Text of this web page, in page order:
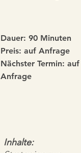
Dauer: 90 Minuten
Preis: auf Anfrage
Nächster Termin: auf
Anfrage
Inhalte: